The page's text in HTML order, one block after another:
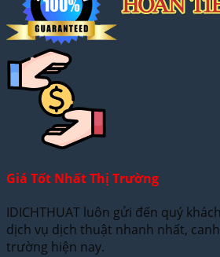
Giá Tốt Nhất Thị Trường
IDICHTHUAT luôn gửi đến quý
dịch vụ dịch thuật nhanh nhất,
trường hiện nay.